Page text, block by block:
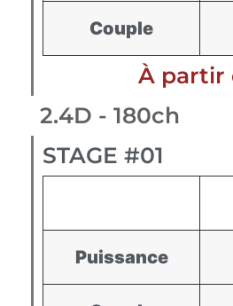
Couple
À partir
2.4D - 180ch
STAGE #01
Puissance